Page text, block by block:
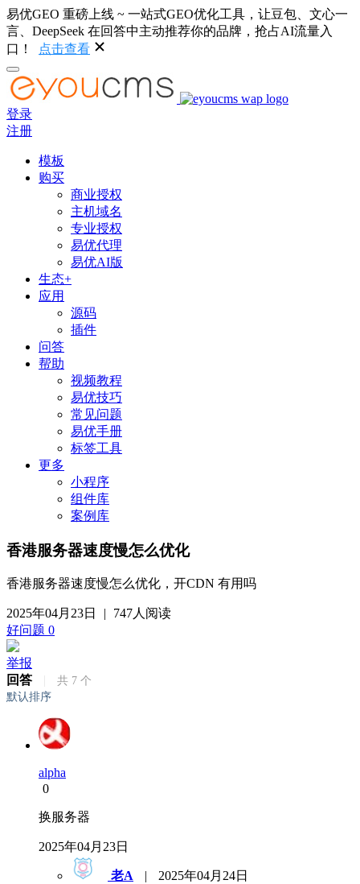
易优GEO 重磅上线 ~ 一站式GEO优化工具，让豆包、文心一
言、DeepSeek 在回答中主动推荐你的品牌，抢占AI流量入
口！
点击查看
登录
注册
模板
购买
商业授权
主机域名
专业授权
易优代理
易优AI版
生态+
应用
源码
插件
问答
帮助
视频教程
易优技巧
常见问题
易优手册
标签工具
更多
小程序
组件库
案例库
香港服务器速度慢怎么优化
香港服务器速度慢怎么优化，开CDN 有用吗
2025年04月23日 |
747人阅读
好问题 0
举报
回答
共 7 个
默认排序
alpha
0
换服务器
2025年04月23日
老A |
2025年04月24日